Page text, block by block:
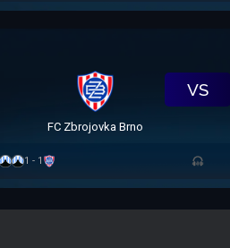
FC Zbrojovka Brno
VS
1 - 1